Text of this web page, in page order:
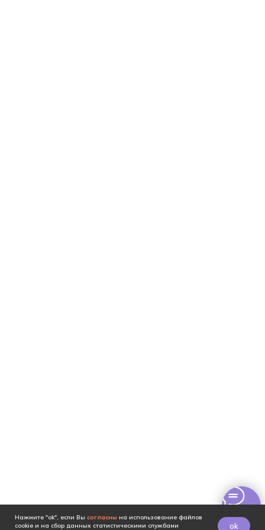
Нажмите "ok", если Вы согласны на использование файлов
cookie и на сбор данных статистическими службами
ok